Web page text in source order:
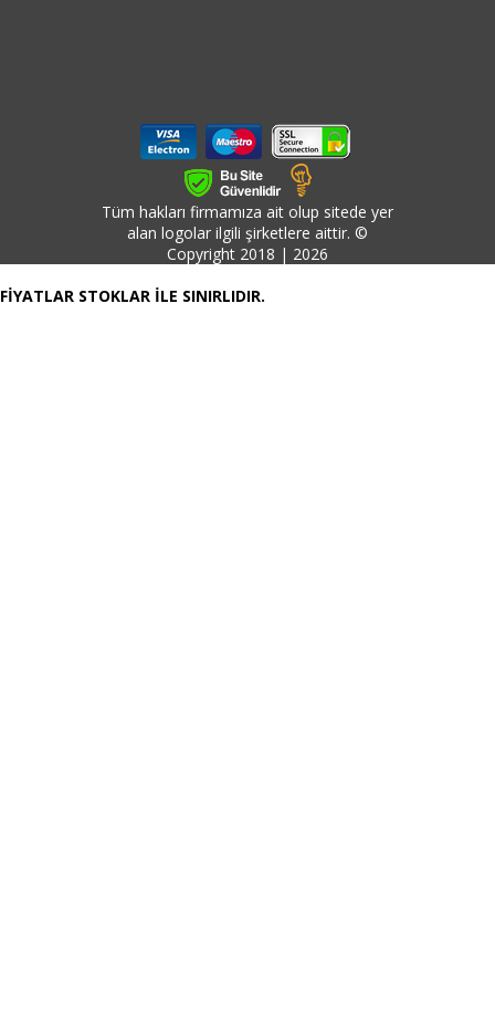
Tüm hakları firmamıza ait olup sitede yer
alan logolar ilgili şirketlere aittir. ©
Copyright 2018 | 2026
FİYATLAR STOKLAR İLE SINIRLIDIR.